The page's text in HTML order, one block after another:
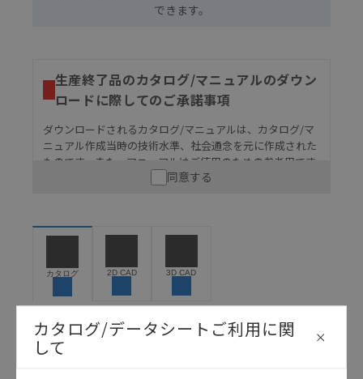
できます。
生産終了品のカタログ/マニュアルのダウン
ロードに際してのご承諾事項
ダウンロードされるカタログ/マニュアルは、カタログ/マ
ニュアル作成当時の技術水準、社会通念を元に作成された
ものです。また、マニュアルはご使用のための参考用です
ので、ご使用にあたっての安全性については十分にご配慮
うな用途に使用される場合には、システム全体として
保できるよう設計されていること、および本製品が全
ていることを、必ず事前に確認してください。
カタログ/マニュアルに記載されているアプリケーショ
ン事例は参考用ですので、ご採用に際しては機器・装
同意する
カタログ 2D CAD 3D CAD
カタログ/データシートご利用に関
して